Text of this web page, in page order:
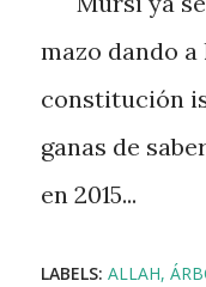
mazo dando
constitución
ganas de
en 2015...
LABELS: ALLAH